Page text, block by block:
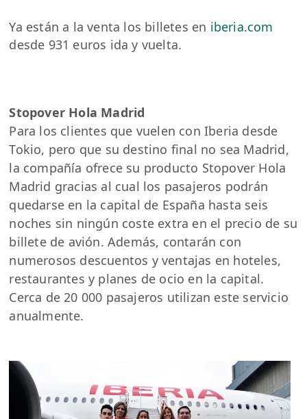
Ya están a la venta los billetes en iberia.com
desde 931 euros ida y vuelta.
Stopover Hola Madrid
Para los clientes que vuelen con Iberia desde
Tokio, pero que su destino final no sea Madrid,
la compañía ofrece su producto Stopover Hola
Madrid gracias al cual los pasajeros podrán
quedarse en la capital de España hasta seis
noches sin ningún coste extra en el precio de su
billete de avión. Además, contarán con
numerosos descuentos y ventajas en hoteles,
restaurantes y planes de ocio en la capital.
Cerca de 20 000 pasajeros utilizan este servicio
anualmente.